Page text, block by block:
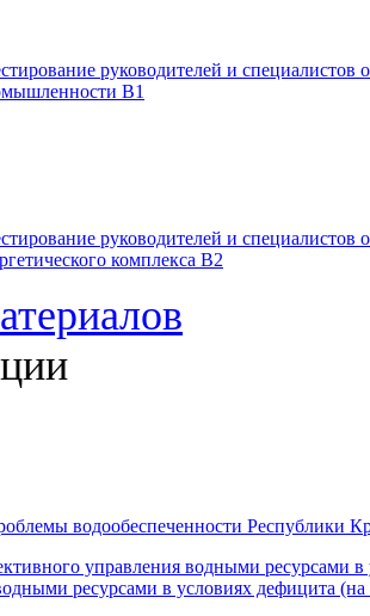
руководителей и специалистов
В1
руководителей и специалистов
комплекса В2
водообеспеченности Республики
ресурсами в условиях дефицита